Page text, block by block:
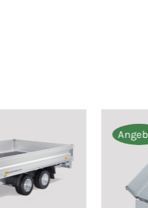
Angebot!